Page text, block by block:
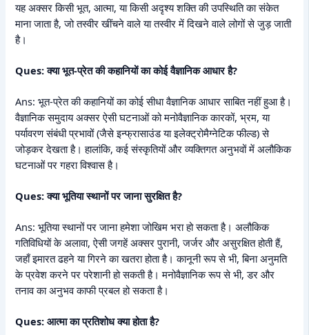
यह अक्सर किसी भूत, आत्मा, या किसी अदृश्य शक्ति की उपस्थिति का संकेत
माना जाता है, जो तस्वीर खींचने वाले या तस्वीर में दिखने वाले लोगों से जुड़ जाती
है।
Ques: क्या भूत-प्रेत की कहानियों का कोई वैज्ञानिक आधार है?
Ans: भूत-प्रेत की कहानियों का कोई सीधा वैज्ञानिक आधार साबित नहीं हुआ है।
वैज्ञानिक समुदाय अक्सर ऐसी घटनाओं को मनोवैज्ञानिक कारकों, भ्रम, या
पर्यावरण संबंधी प्रभावों (जैसे इन्फ्रासाउंड या इलेक्ट्रोमैग्नेटिक फील्ड) से
जोड़कर देखता है। हालांकि, कई संस्कृतियों और व्यक्तिगत अनुभवों में अलौकिक
घटनाओं पर गहरा विश्वास है।
Ques: क्या भूतिया स्थानों पर जाना सुरक्षित है?
Ans: भूतिया स्थानों पर जाना हमेशा जोखिम भरा हो सकता है। अलौकिक
गतिविधियों के अलावा, ऐसी जगहें अक्सर पुरानी, जर्जर और असुरक्षित होती हैं,
जहाँ इमारत ढहने या गिरने का खतरा होता है। कानूनी रूप से भी, बिना अनुमति
के प्रवेश करने पर परेशानी हो सकती है। मनोवैज्ञानिक रूप से भी, डर और
तनाव का अनुभव काफी प्रबल हो सकता है।
Ques: आत्मा का प्रतिशोध क्या होता है?